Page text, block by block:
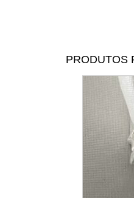
PRODUTOS